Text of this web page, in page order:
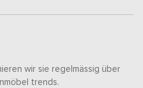
wir sie regelmässig über
trends.